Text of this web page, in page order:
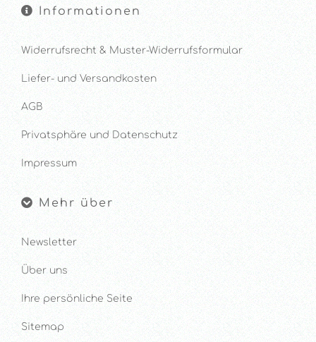
Informationen
Widerrufsrecht & Muster-Widerrufsformular
Liefer- und Versandkosten
AGB
Privatsphäre und Datenschutz
Impressum
Mehr über
Newsletter
Über uns
Ihre persönliche Seite
Sitemap